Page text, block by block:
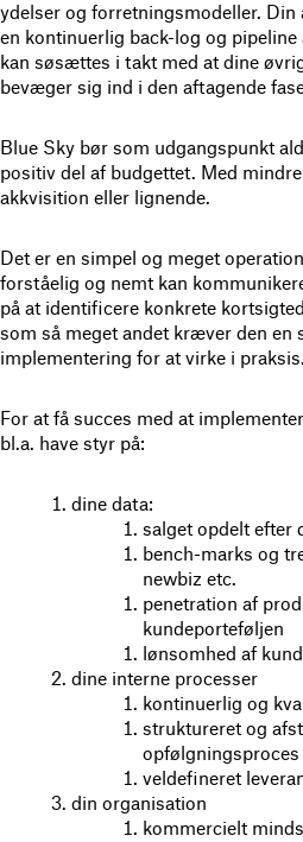
ydelser og forretningsmodeller.
en kontinuerlig back-log og
kan søsættes i takt med at dine
bevæger sig ind i den aftagende
Blue Sky bør som udgangspunkt
positiv del af budgettet. Med
akkvisition eller lignende.
Det er en simpel og meget
forståelig og nemt kan
på at identificere konkrete
som så meget andet kræver den en
implementering for at virke i praksis.
For at få succes med at
bl.a. have styr på:
dine data:
salget opdelt efter
bench-marks og
newbiz etc.
penetration af
kundeporteføljen
lønsomhed af
dine interne processer
kontinuerlig og
struktureret og
opfølgningsproces
veldefineret
din organisation
kommercielt